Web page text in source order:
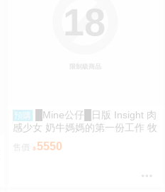
限制級商品
18
預購
█Mine公仔█日版 Insight 肉
感少女 奶牛媽媽的第一份工作 牧
野小姐 牧野さん 1/6 PMMA D92
售價 5550